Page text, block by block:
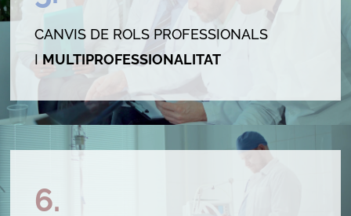
CANVIS DE ROLS PROFESSIONALS
I MULTIPROFESSIONALITAT
6.